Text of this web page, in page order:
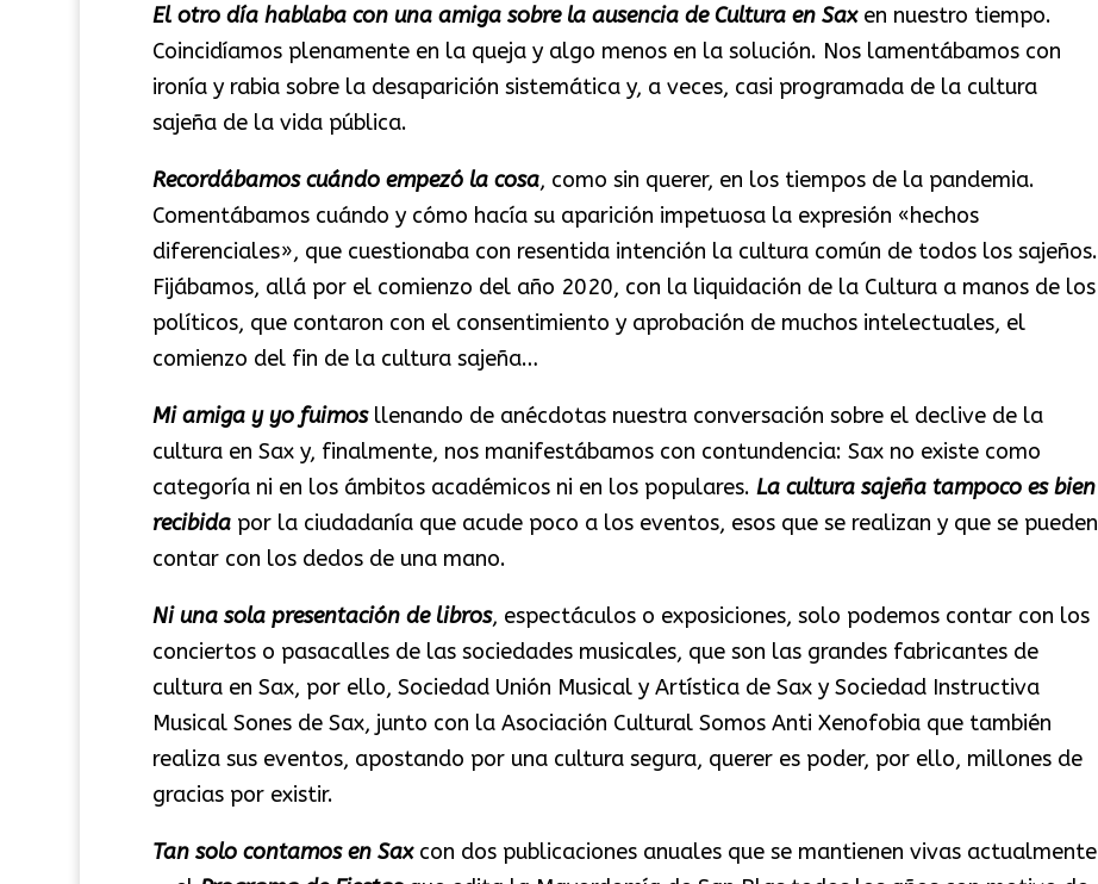
El otro día hablaba con una amiga sobre la ausencia de Cultura en Sax en nuestro tiempo.
Coincidíamos plenamente en la queja y algo menos en la solución. Nos lamentábamos con
ironía y rabia sobre la desaparición sistemática y, a veces, casi programada de la cultura
sajeña de la vida pública.
Recordábamos cuándo empezó la cosa, como sin querer, en los tiempos de la pandemia.
Comentábamos cuándo y cómo hacía su aparición impetuosa la expresión «hechos
diferenciales», que cuestionaba con resentida intención la cultura común de todos los sajeños.
Fijábamos, allá por el comienzo del año 2020, con la liquidación de la Cultura a manos de los
políticos, que contaron con el consentimiento y aprobación de muchos intelectuales, el
comienzo del fin de la cultura sajeña…
Mi amiga y yo fuimosllenando de anécdotas nuestra conversación sobre el declive de la
cultura en Sax y, finalmente, nos manifestábamos con contundencia: Sax no existe como
categoría ni en los ámbitos académicos ni en los populares. La cultura sajeña tampoco es bien
recibidapor la ciudadanía que acude poco a los eventos, esos que se realizan y que se pueden
contar con los dedos de una mano.
Ni una sola presentación de libros, espectáculos o exposiciones, solo podemos contar con los
conciertos o pasacalles de las sociedades musicales, que son las grandes fabricantes de
cultura en Sax, por ello, Sociedad Unión Musical y Artística de Sax y Sociedad Instructiva
Musical Sones de Sax, junto con la Asociación Cultural Somos Anti Xenofobia que también
realiza sus eventos, apostando por una cultura segura, querer es poder, por ello, millones de
gracias por existir.
Tan solo contamos en Sax con dos publicaciones anuales que se mantienen vivas actualmente